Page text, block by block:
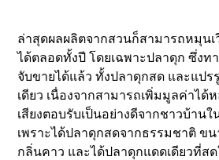
ล่าสุดผลผลิตจากสวนก็สามารถหมุนเ
ได้ตลอดทั้งปี โดยเฉพาะปลาดุก ซึ่งท
จับขายได้แล้ว ทั้งปลาดุกสด และแปร
เดียว เนื่องจากสามารถเพิ่มมูลค่าได้
เสียงตอบรับเป็นอย่างดีจากชาวบ้าน
เพราะได้ปลาดุกสดจากธรรมชาติ ข
กลิ่นคาว และได้ปลาดุกแดดเดียวที่ส